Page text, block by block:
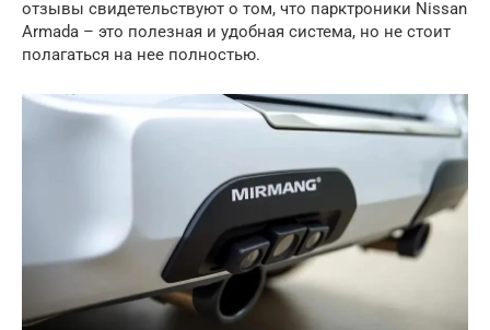
отзывы свидетельствуют о том, что парктроники Nissan
Armada – это полезная и удобная система, но не стоит
полагаться на нее полностью.